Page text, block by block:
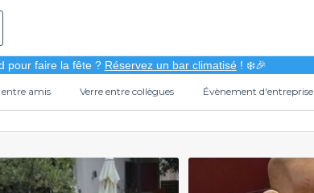
pour faire la fête ? Réservez un bar climatisé! ❄️🎉
entre amis Verre entre collègues Évènement d'entreprise